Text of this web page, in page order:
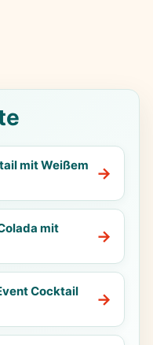
mit Weißem
mit
Cocktail